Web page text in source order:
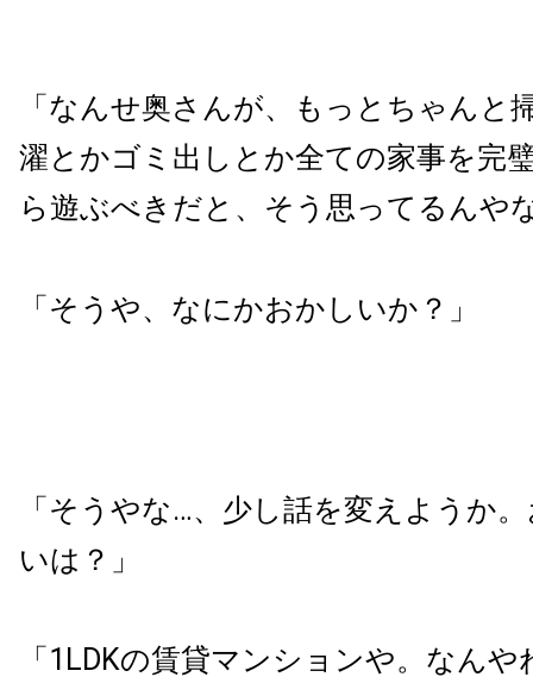
「なんせ奥さんが、もっとちゃんと
濯とかゴミ出しとか全ての家事を完
ら遊ぶべきだと、そう思ってるんや
「そうや、なにかおかしいか？」
「そうやな…、少し話を変えようか
いは？」
「1LDKの賃貸マンションや。なんや